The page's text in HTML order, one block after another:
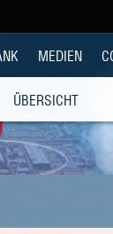
MEDIEN
ÜBERSICHT